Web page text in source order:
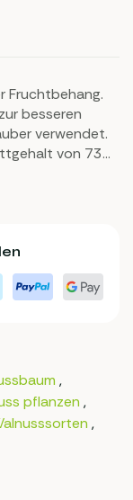
Fruchtbehang.
besseren
verwendet.
von 73%.
,
pflanzen ,
,